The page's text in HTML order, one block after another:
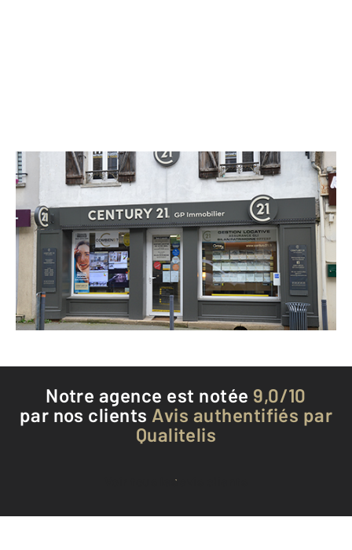
CENTURY 21 GP Immobilier
133 rue du Général de Gaulle
DAMMARTIN EN GOELE - 77230
Envoyer un message
Téléphoner à l'agence
Notre agence est notée 9,0/10
par nos clients Avis authentifiés par
Qualitelis
Voir tous les avis clients